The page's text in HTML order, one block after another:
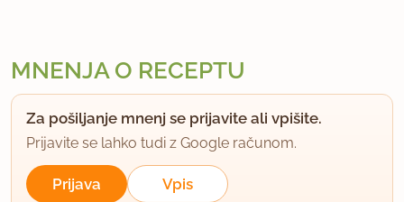
MNENJA O RECEPTU
Za pošiljanje mnenj se prijavite ali vpišite.
Prijavite se lahko tudi z Google računom.
Prijava Vpis